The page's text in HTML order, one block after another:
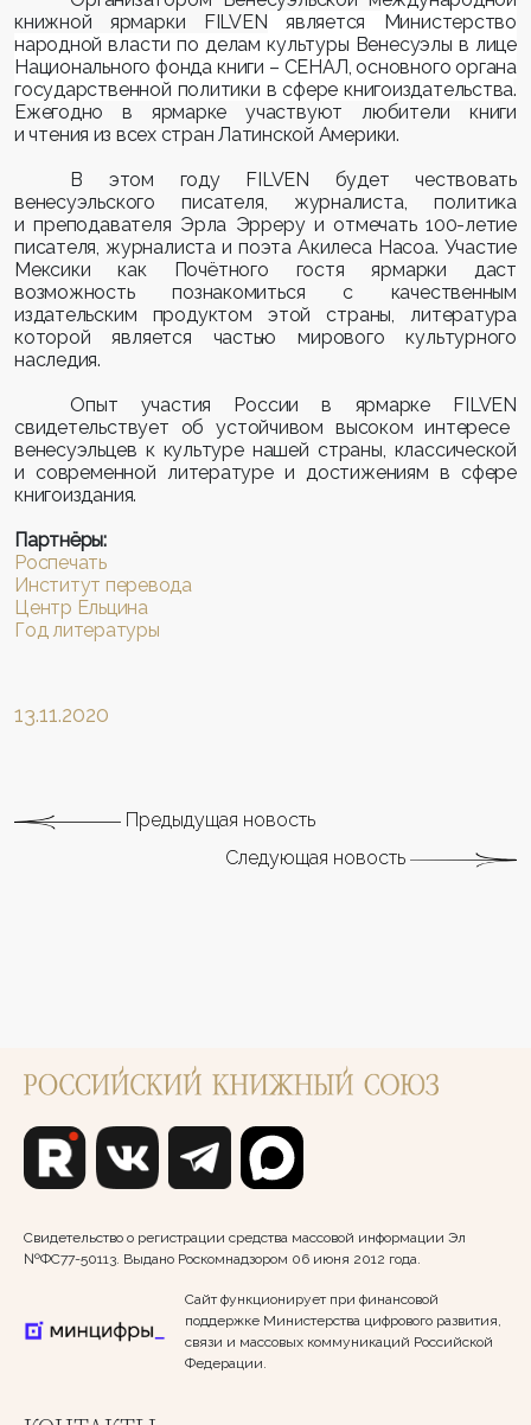
книжной ярмарки FILVEN является Министерство
народной власти по делам культуры Венесуэлы в лице
Национального фонда книги – СЕНАЛ, основного органа
государственной политики в сфере книгоиздательства.
Ежегодно в ярмарке участвуют любители книги
и чтения из всех стран Латинской Америки.
В этом году
FILVEN
будет чествовать
венесуэльского писателя, журналиста, политика
и преподавателя Эрла Эрреру и отмечать 100-летие
писателя, журналиста и поэта Акилеса Насоа. Участие
Мексики как Почётного гостя ярмарки даст
возможность познакомиться с качественным
издательским продуктом этой страны, литература
которой является частью мирового культурного
наследия.
Опыт участия России в ярмарке
FILVEN
свидетельствует об устойчивом высоком интересе
венесуэльцев к культуре нашей страны, классической
и современной литературе и достижениям в сфере
книгоиздания.
Партнёры:
Роспечать
Институт перевода
Центр Ельцина
Год литературы
13.11.2020
Предыдущая новость
Следующая новость
Свидетельство о регистрации средства массовой информации Эл
№ФС77-50113. Выдано Роскомнадзором 06 июня 2012 года.
Сайт функционирует при финансовой
поддержке Министерства цифрового развития,
связи и массовых коммуникаций Российской
Федерации.